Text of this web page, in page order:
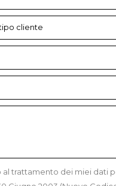
trattamento dei miei dati